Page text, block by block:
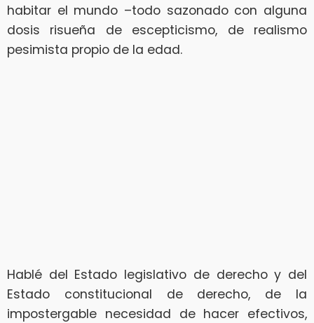
habitar el mundo –todo sazonado con alguna
dosis risueña de escepticismo, de realismo
pesimista propio de la edad.
Hablé del Estado legislativo de derecho y del
Estado constitucional de derecho, de la
impostergable necesidad de hacer efectivos,